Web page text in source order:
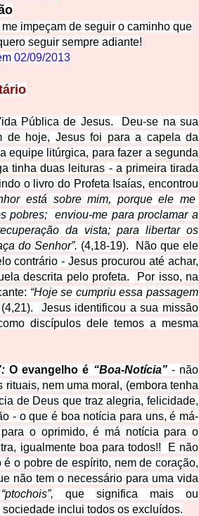
impeçam de seguir o caminho que
seguir sempre adiante!
02/09/2013
Pública de Jesus. Deu-se na sua
hoje, Jesus foi para a capela da
equipe litúrgica, para fazer a segunda
tinha duas leituras - a primeira tirada
o livro do Profeta Isaías, encontrou
está sobre mim, porque ele me
pobres; enviou-me para proclamar a
da vista; para libertar os
do Senhor”. (4,18-19). Não que ele
contrário - Jesus procurou até achar,
descrita pelo profeta. Por isso, na
“Hoje se cumpriu essa passagem
(4,21). Jesus identificou a sua missão
discípulos dele temos a mesma
O evangelho é “Boa-Notícia”- não
nem uma moral, (embora tenha
de Deus que traz alegria, felicidade,
- o que é boa notícia para uns, é má-
o oprimido, é má notícia para o
igualmente boa para todos!! E não
é o pobre de espírito, nem de coração,
não tem o necessário para uma vida
“ptochois”, que significa mais ou
inclui todos os excluídos.